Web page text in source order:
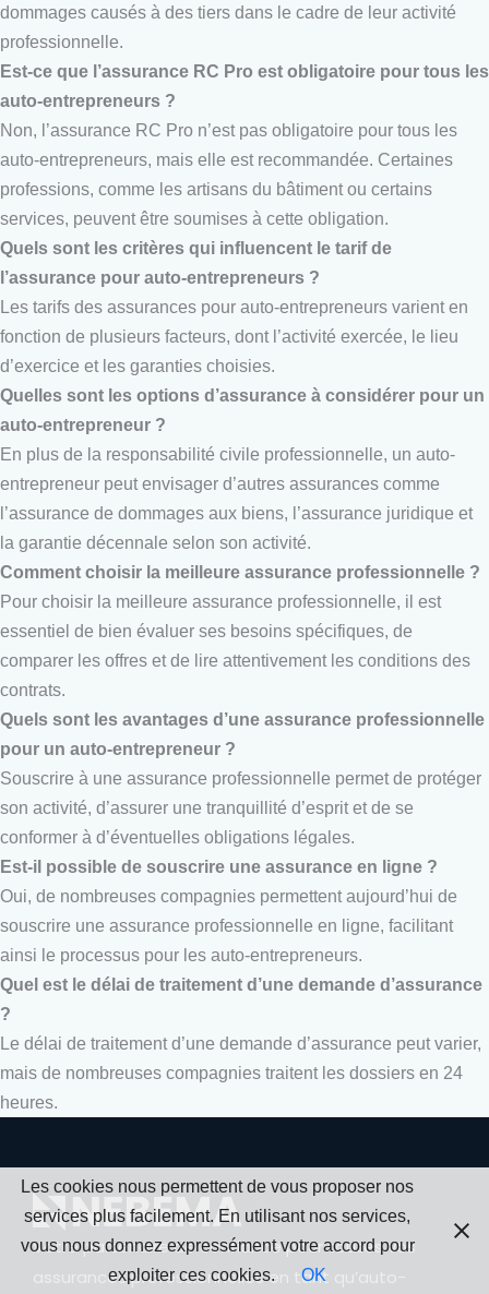
dommages causés à des tiers dans le cadre de leur activité
professionnelle.
Est-ce que l’assurance RC Pro est obligatoire pour tous les
auto-entrepreneurs ?
Non, l’assurance RC Pro n’est pas obligatoire pour tous les
auto-entrepreneurs, mais elle est recommandée. Certaines
professions, comme les artisans du bâtiment ou certains
services, peuvent être soumises à cette obligation.
Quels sont les critères qui influencent le tarif de
l’assurance pour auto-entrepreneurs ?
Les tarifs des assurances pour auto-entrepreneurs varient en
fonction de plusieurs facteurs, dont l’activité exercée, le lieu
d’exercice et les garanties choisies.
Quelles sont les options d’assurance à considérer pour un
auto-entrepreneur ?
En plus de la responsabilité civile professionnelle, un auto-
entrepreneur peut envisager d’autres assurances comme
l’assurance de dommages aux biens, l’assurance juridique et
la garantie décennale selon son activité.
Comment choisir la meilleure assurance professionnelle ?
Pour choisir la meilleure assurance professionnelle, il est
essentiel de bien évaluer ses besoins spécifiques, de
comparer les offres et de lire attentivement les conditions des
contrats.
Quels sont les avantages d’une assurance professionnelle
pour un auto-entrepreneur ?
Souscrire à une assurance professionnelle permet de protéger
son activité, d’assurer une tranquillité d’esprit et de se
conformer à d’éventuelles obligations légales.
Est-il possible de souscrire une assurance en ligne ?
Oui, de nombreuses compagnies permettent aujourd’hui de
souscrire une assurance professionnelle en ligne, facilitant
ainsi le processus pour les auto-entrepreneurs.
Quel est le délai de traitement d’une demande d’assurance
?
Le délai de traitement d’une demande d’assurance peut varier,
mais de nombreuses compagnies traitent les dossiers en 24
heures.
Votre partenaire de confiance pour toutes vos
assurances professionnelles en tant qu’auto-
Les cookies nous permettent de vous proposer nos
services plus facilement. En utilisant nos services,
vous nous donnez expressément votre accord pour
exploiter ces cookies.
OK